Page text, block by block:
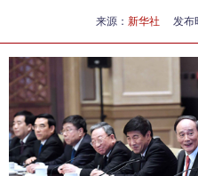
来源： 新华社 发布